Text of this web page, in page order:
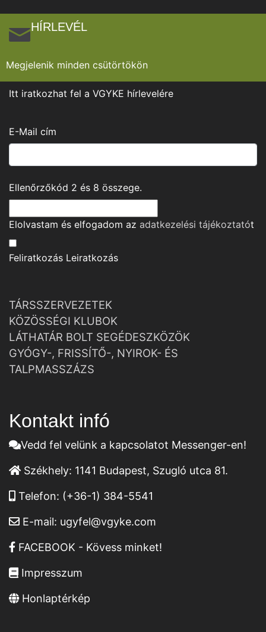
HÍRLEVÉL
Megjelenik minden csütörtökön
Itt iratkozhat fel a VGYKE hírlevelére
E-Mail cím
Ellenőrzőkód 2 és 8 összege.
Elolvastam és elfogadom az adatkezelési tájékoztatót
Feliratkozás Leiratkozás
TÁRSSZERVEZETEK
KÖZÖSSÉGI KLUBOK
LÁTHATÁR BOLT SEGÉDESZKÖZÖK
GYÓGY-, FRISSÍTŐ-, NYIROK- ÉS
TALPMASSZÁZS
Kontakt infó
Vedd fel velünk a kapcsolatot Messenger-en!
Székhely: 1141 Budapest, Szugló utca 81.
Telefon: (+36-1) 384-5541
E-mail: ugyfel@vgyke.com
FACEBOOK - Kövess minket!
Impresszum
Honlaptérkép